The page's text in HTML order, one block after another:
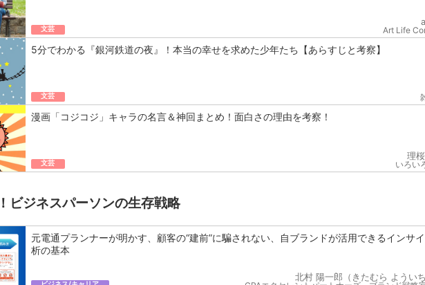
文芸
Art Life
5分でわかる『銀河鉄道の夜』！本当の幸せを求めた少年たち【あらすじと考察】
文芸
漫画「コジコジ」キャラの名言＆神回まとめ！面白さの理由を考察！
文芸
理
いろい
ビジネスパーソンの生存戦略
元電通プランナーが明かす、顧客の“建前”に騙されない、自ブランドが活用できるインサ
析の基本
北村 陽一郎（きたむら よういち